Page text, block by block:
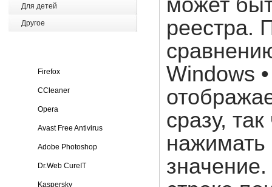
Для детей
Другое
Firefox
CCleaner
Opera
Avast Free Antivirus
Adobe Photoshop
Dr.Web CureIT
Kaspersky
может
реестра.
Windows
сразу,